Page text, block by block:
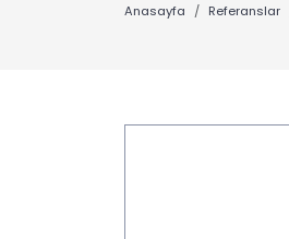
Anasayfa Referanslar